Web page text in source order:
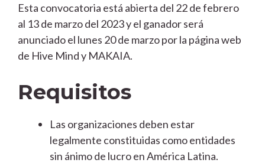
Esta convocatoria está abierta del 22 de febrero
al 13 de marzo del 2023 y el ganador será
anunciado el lunes 20 de marzo por la página web
de Hive Mind y MAKAIA.
Requisitos
Las organizaciones deben estar
legalmente constituidas como entidades
sin ánimo de lucro en América Latina.